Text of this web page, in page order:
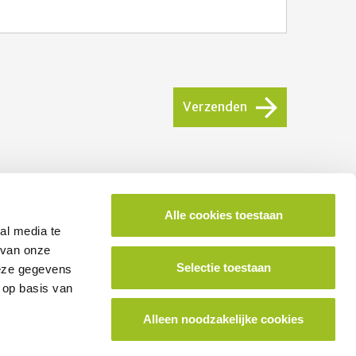
media te
onze
gegevens
basis van
Alle cookies toestaan
Selectie toestaan
Alleen noodzakelijke cookies
Verzenden
lid worden van het platform?
School aanmelden